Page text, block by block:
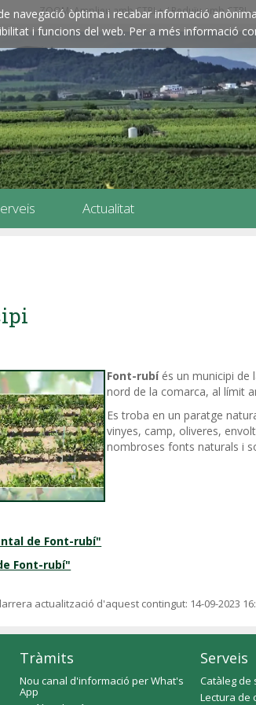
navegació òptima i recabar informació
i funcions del web. Per a més informació
ZOOM: Amplieu amb CTRL+ / Reduïu amb CTRL-
Actualitat
Font-rubíés un municipi de
nord de la comarca, al límit
Es troba en un paratge
vinyes, camp, oliveres,
nombroses fonts naturals i
de Font-rubí"
Font-rubí"
actualització d'aquest contingut: 14-09-2023
Tràmits
Nou canal d'informació per What's
App
Serveis
Catàleg de
Lectura de